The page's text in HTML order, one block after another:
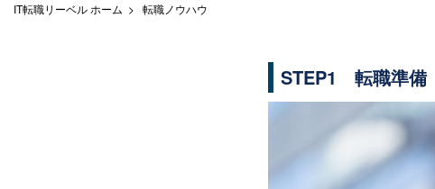
IT転職リーベル ホーム 転職ノウハウ
STEP1 転職準備